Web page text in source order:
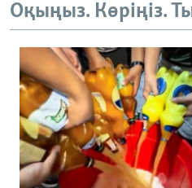
Оқыңыз. Көріңіз.